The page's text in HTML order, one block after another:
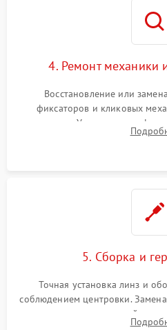
4. Ремонт механики
Восстановление или
фиксаторов и кликовых
поправок. Устранение
поврежденных линз, разбитой
5. Сборка и
Точная установка линз и
соблюдением центровки.
нанесение влагозащитной